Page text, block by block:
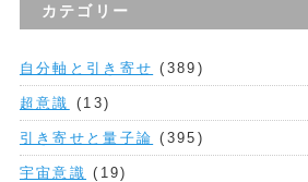
カテゴリー
自分軸と引き寄せ (389)
超意識 (13)
引き寄せと量子論 (395)
宇宙意識 (19)